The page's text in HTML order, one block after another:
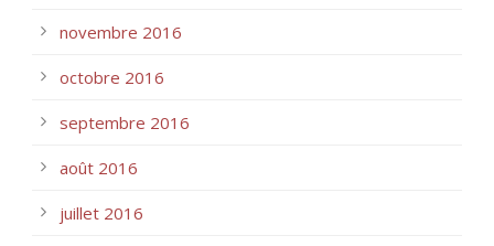
novembre 2016
octobre 2016
septembre 2016
août 2016
juillet 2016